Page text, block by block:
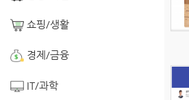
쇼핑/생활
경제/금융
IT/과학